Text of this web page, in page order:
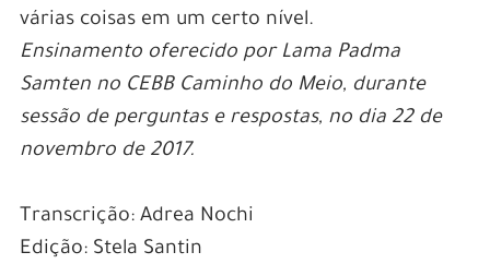
várias coisas em um certo nível.
Ensinamento oferecido por Lama Padma
Samten no CEBB Caminho do Meio, durante
sessão de perguntas e respostas, no dia 22 de
novembro de 2017.
Transcrição: Adrea Nochi
Edição: Stela Santin